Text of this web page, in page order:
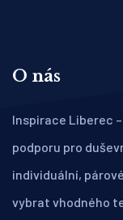
O nás
Inspirace Liberec
podporu pro
individuální,
vybrat vhodného